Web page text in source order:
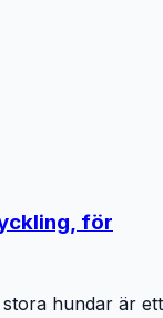
för
hundar är ett